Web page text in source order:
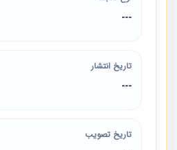
---
تاریخ انتشار
---
تاریخ تصویب